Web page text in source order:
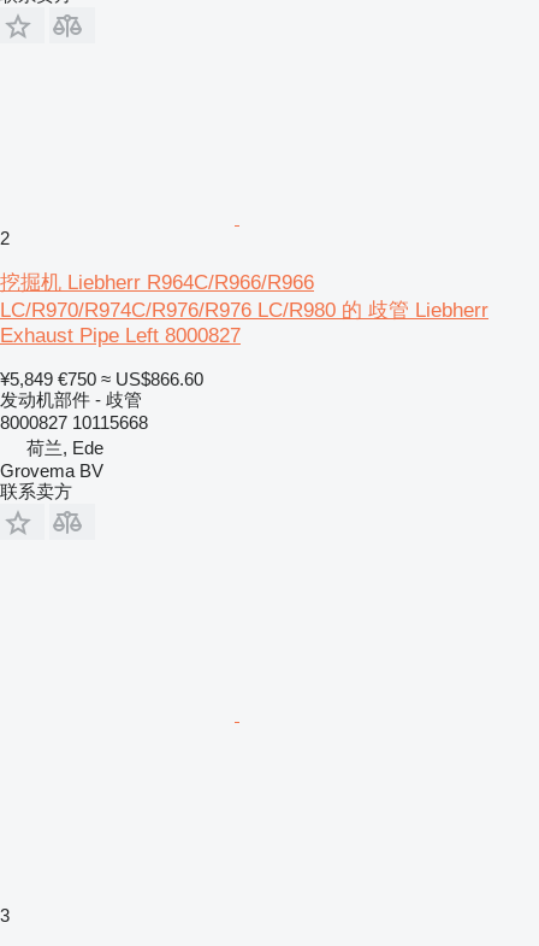
2
挖掘机 Liebherr R964C/R966/R966
LC/R970/R974C/R976/R976 LC/R980 的 歧管 Liebherr
Exhaust Pipe Left 8000827
¥5,849 €750 ≈ US$866.60
发动机部件 - 歧管
8000827 10115668
荷兰, Ede
Grovema BV
联系卖方
3